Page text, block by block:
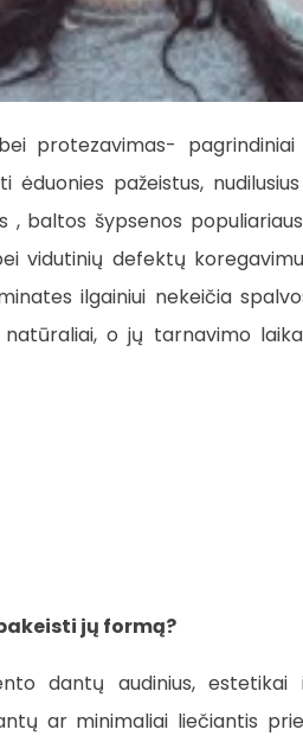
protezavimas-
pažeistus,
baltos šypsenos
vidutinių defektų
ilgainiui nekeičia
o jų tarnavimo
jų formą?
dantų audinius,
ar minimaliai liečiantis